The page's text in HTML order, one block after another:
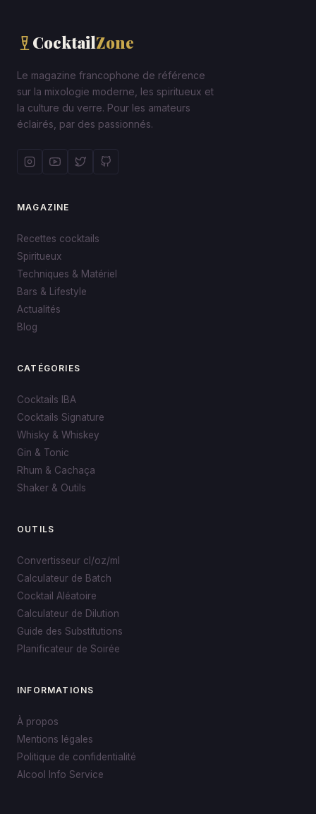
CocktailZone
Le magazine francophone de référence
sur la mixologie moderne, les spiritueux et
la culture du verre. Pour les amateurs
éclairés, par des passionnés.
MAGAZINE
Recettes cocktails
Spiritueux
Techniques & Matériel
Bars & Lifestyle
Actualités
Blog
CATÉGORIES
Cocktails IBA
Cocktails Signature
Whisky & Whiskey
Gin & Tonic
Rhum & Cachaça
Shaker & Outils
OUTILS
Convertisseur cl/oz/ml
Calculateur de Batch
Cocktail Aléatoire
Calculateur de Dilution
Guide des Substitutions
Planificateur de Soirée
INFORMATIONS
À propos
Mentions légales
Politique de confidentialité
Alcool Info Service